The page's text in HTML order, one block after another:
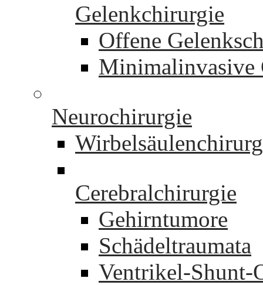
Gelenkchirurgie
Offene
Minimalinvasive
Neurochirurgie
Cerebralchirurgie
Gehirntumore
Schädeltraumata
Ventrikel-Shunt-